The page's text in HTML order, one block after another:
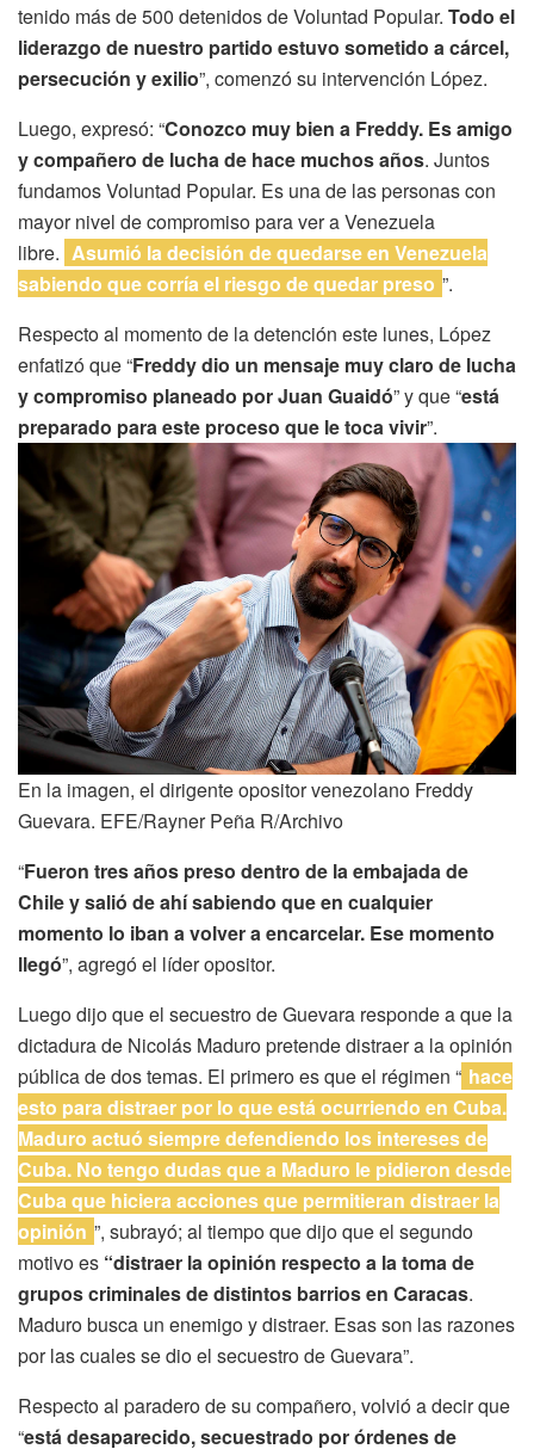
tenido más de 500 detenidos de Voluntad Popular. Todo el
liderazgo de nuestro partido estuvo sometido a cárcel,
persecución y exilio”, comenzó su intervención López.
Luego, expresó: “Conozco muy bien a Freddy. Es amigo
y compañero de lucha de hace muchos años. Juntos
fundamos Voluntad Popular. Es una de las personas con
mayor nivel de compromiso para ver a Venezuela
libre. Asumió la decisión de quedarse en Venezuela
sabiendo que corría el riesgo de quedar preso ”.
Respecto al momento de la detención este lunes, López
enfatizó que “Freddy dio un mensaje muy claro de lucha
y compromiso planeado por Juan Guaidó” y que “está
preparado para este proceso que le toca vivir”.
En la imagen, el dirigente opositor venezolano Freddy
Guevara. EFE/Rayner Peña R/Archivo
“Fueron tres años preso dentro de la embajada de
Chile y salió de ahí sabiendo que en cualquier
momento lo iban a volver a encarcelar. Ese momento
llegó”, agregó el líder opositor.
Luego dijo que el secuestro de Guevara responde a que la
dictadura de Nicolás Maduro pretende distraer a la opinión
pública de dos temas. El primero es que el régimen “ hace
esto para distraer por lo que está ocurriendo en Cuba.
Maduro actuó siempre defendiendo los intereses de
Cuba. No tengo dudas que a Maduro le pidieron desde
Cuba que hiciera acciones que permitieran distraer la
opinión ”, subrayó; al tiempo que dijo que el segundo
motivo es “distraer la opinión respecto a la toma de
grupos criminales de distintos barrios en Caracas.
Maduro busca un enemigo y distraer. Esas son las razones
por las cuales se dio el secuestro de Guevara”.
Respecto al paradero de su compañero, volvió a decir que
“está desaparecido, secuestrado por órdenes de